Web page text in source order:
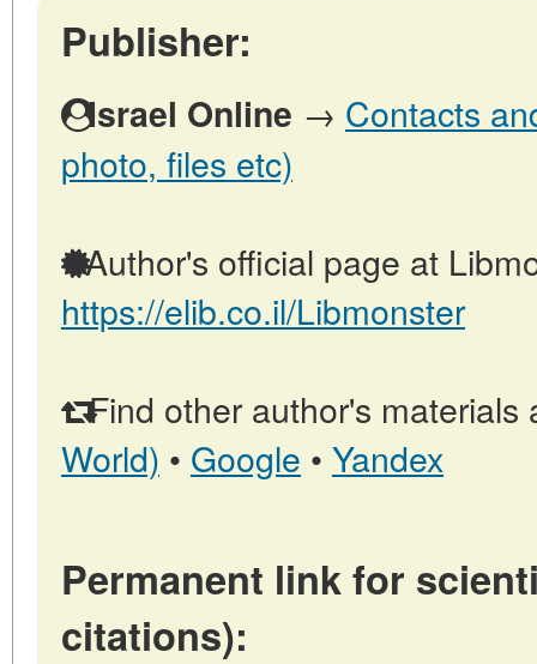
Publisher:
Israel Online → Contacts
photo, files etc)
Author's official page at
https://elib.co.il/Libmonster
Find other author's materials
World) • Google • Yandex
Permanent link for
citations):